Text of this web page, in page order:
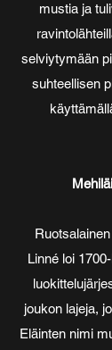
mustia ja
selviytymään
suhteellisen
Linné loi
joukon lajeja,
Eläinten nimi